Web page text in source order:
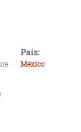
País:
México